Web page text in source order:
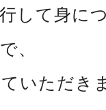
して身に
、
いただ